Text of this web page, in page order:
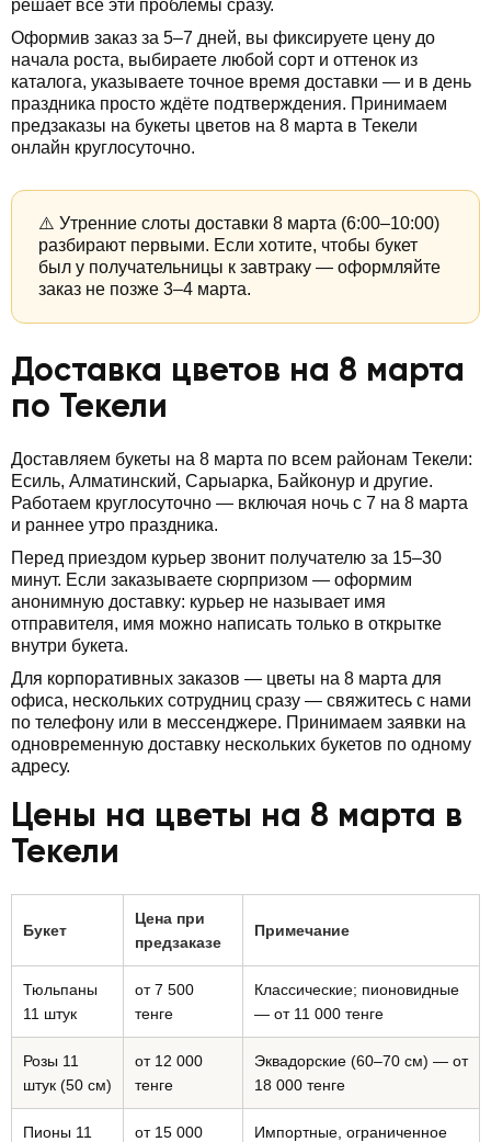
решает все эти проблемы сразу.
Оформив заказ за 5–7 дней, вы фиксируете цену до
начала роста, выбираете любой сорт и оттенок из
каталога, указываете точное время доставки — и в день
праздника просто ждёте подтверждения. Принимаем
предзаказы на букеты цветов на 8 марта в Текели
онлайн круглосуточно.
⚠️ Утренние слоты доставки 8 марта (6:00–10:00)
разбирают первыми. Если хотите, чтобы букет
был у получательницы к завтраку — оформляйте
заказ не позже 3–4 марта.
Доставка цветов на 8 марта
по Текели
Доставляем букеты на 8 марта по всем районам Текели:
Есиль, Алматинский, Сарыарка, Байконур и другие.
Работаем круглосуточно — включая ночь с 7 на 8 марта
и раннее утро праздника.
Перед приездом курьер звонит получателю за 15–30
минут. Если заказываете сюрпризом — оформим
анонимную доставку: курьер не называет имя
отправителя, имя можно написать только в открытке
внутри букета.
Для корпоративных заказов — цветы на 8 марта для
офиса, нескольких сотрудниц сразу — свяжитесь с нами
по телефону или в мессенджере. Принимаем заявки на
одновременную доставку нескольких букетов по одному
адресу.
Цены на цветы на 8 марта в
Текели
Букет
Цена при
предзаказе
Примечание
Тюльпаны
11 штук
от 7 500
тенге
Классические; пионовидные
— от 11 000 тенге
Розы 11
штук (50 см)
от 12 000
тенге
Эквадорские (60–70 см) — от
18 000 тенге
Пионы 11
от 15 000
Импортные, ограниченное